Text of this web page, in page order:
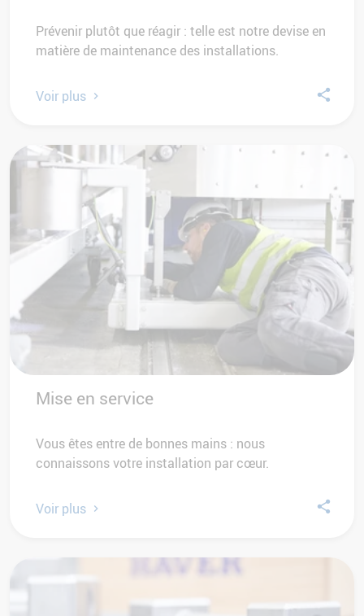
Prévenir plutôt que réagir : telle est notre devise en
matière de maintenance des installations.
Voir plus
Mise en service
Vous êtes entre de bonnes mains : nous
connaissons votre installation par cœur.
Voir plus